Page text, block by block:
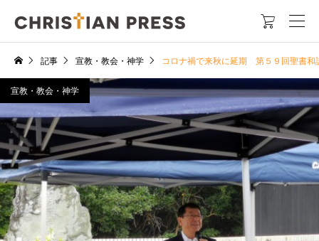

記事 宣教・教会・神学 コロナ禍で来秋に延期 第５９回聖書和
宣教・教会・神学